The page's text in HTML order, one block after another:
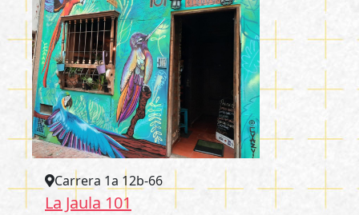
Carrera 1a 12b-66
La Jaula 101